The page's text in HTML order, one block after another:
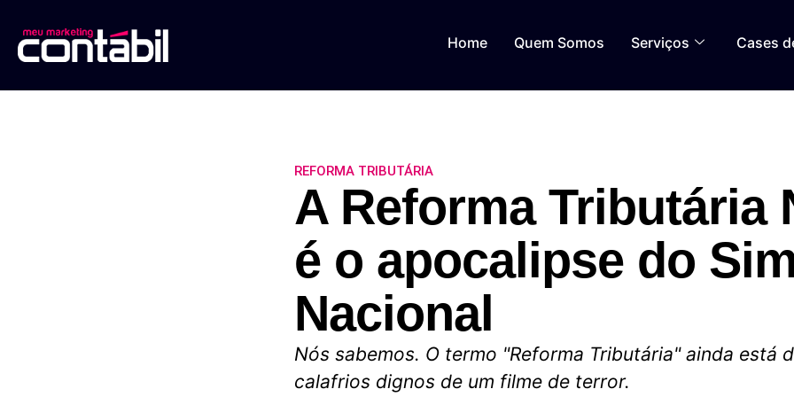
Home Quem Somos Serviços Cases
REFORMA TRIBUTÁRIA
A Reforma Tributária
é o apocalipse do
Nacional
Nós sabemos. O termo "Reforma Tributária" ainda está
calafrios dignos de um filme de terror.